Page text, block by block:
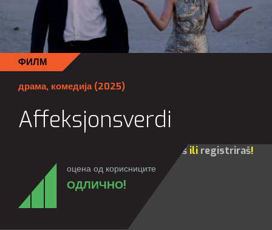
ФИЛМ
драма, комедија(2025)
Affeksjonsverdi
prijaviš ili registriraš!
оцена од корисниците
ОДЛИЧНО!